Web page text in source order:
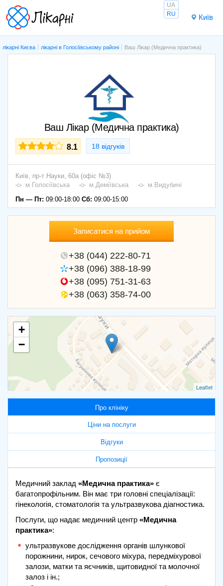
Київ
UA
RU
лікарні Києва лікарні в Голосіївському районі Ваш Лікар (Медична практика)
Ваш Лікар (Медична практика)
8.1 18 відгуків
Київ,
пр-т Науки, 60а (офіс №3)
м.Голосіївська
м.Деміївська
м.Видубичі
Пн — Пт: 09:00-18:00 Сб: 09:00-15:00
Записатися на прийом
+38 (044) 222-80-71
+38 (096) 388-18-99
+38 (095) 751-31-63
+38 (063) 358-74-00
+
−
Leaflet
Про клініку
Ціни на послуги
Відгуки
Пропозиції
Медичний заклад «Медична практика» є
багатопрофільним. Він має три головні спеціалізації:
гінекологія, стоматологія та ультразвукова діагностика.
Послуги, що надає медичний центр «Медична
практика»:
ультразвукове дослідження органів шлункової
порожнини, нирок, сечового міхура, передміхурової
залози, матки та яєчників, щитовидної та молочної
залоз і ін.;